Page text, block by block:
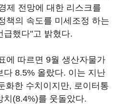
제 전망에 대한 리스크를
책의 속도를 미세조정 하는
급했다"고 밝혔다.
에 따르면 9월 생산자물가
다 8.5% 올랐다. 이는 지난
화한 수치이지만, 로이터통
치(8.4%)를 웃돌았다.